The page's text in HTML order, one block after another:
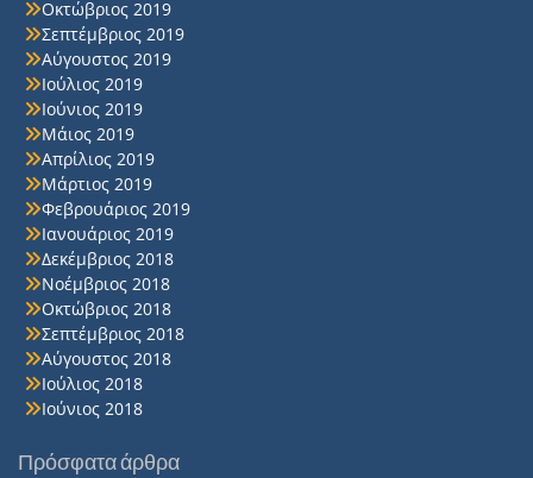
Οκτώβριος 2019
Σεπτέμβριος 2019
Αύγουστος 2019
Ιούλιος 2019
Ιούνιος 2019
Μάιος 2019
Απρίλιος 2019
Μάρτιος 2019
Φεβρουάριος 2019
Ιανουάριος 2019
Δεκέμβριος 2018
Νοέμβριος 2018
Οκτώβριος 2018
Σεπτέμβριος 2018
Αύγουστος 2018
Ιούλιος 2018
Ιούνιος 2018
Πρόσφατα άρθρα